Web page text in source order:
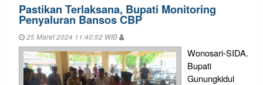
Pastikan Terlaksana, Bupati Monitoring
Penyaluran Bansos CBP
25 Maret 2024 11:40:52 WIB
Wonosari-SIDA.
Bupati
Gunungkidul